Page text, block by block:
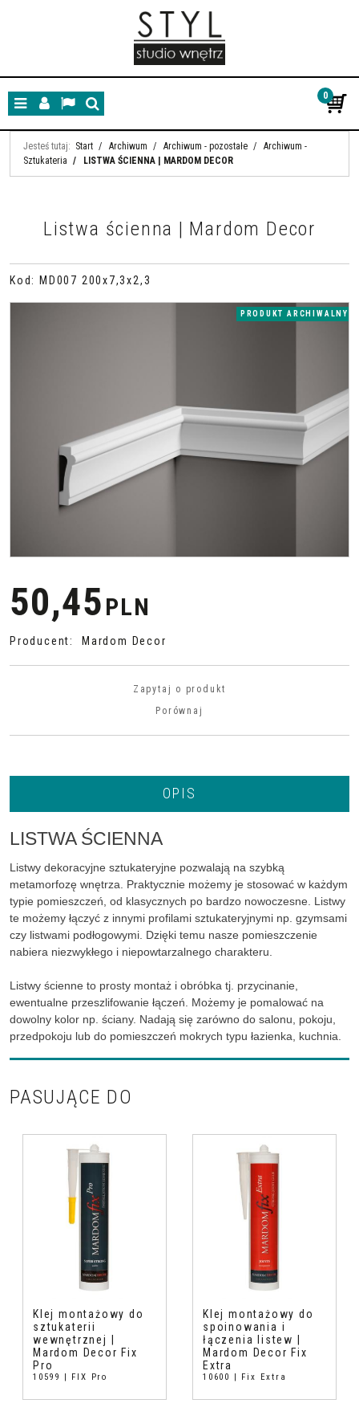
MenuPanelLangSzukaj
0
Jesteś tutaj: Start / Archiwum / Archiwum - pozostałe /
Archiwum -
Sztukateria / LISTWA ŚCIENNA | MARDOM DECOR
Listwa ścienna | Mardom Decor
Kod : MD007 200x7,3x2,3
PRODUKT ARCHIWALNY
50,45 PLN
Producent: Mardom Decor
Zapytaj o produkt
Porównaj
OPIS
LISTWA ŚCIENNA
Listwy dekoracyjne sztukateryjne pozwalają na szybką
metamorfozę wnętrza. Praktycznie możemy je stosować w każdym
typie pomieszczeń, od klasycznych po bardzo nowoczesne. Listwy
te możemy łączyć z innymi profilami sztukateryjnymi np. gzymsami
czy listwami podłogowymi. Dzięki temu nasze pomieszczenie
nabiera niezwykłego i niepowtarzalnego charakteru.
Listwy ścienne to prosty montaż i obróbka tj. przycinanie,
ewentualne przeszlifowanie łączeń. Możemy je pomalować na
dowolny kolor np. ściany. Nadają się zarówno do salonu, pokoju,
przedpokoju lub do pomieszczeń mokrych typu łazienka, kuchnia.
PASUJĄCE DO
Klej montażowy do
sztukaterii
wewnętrznej |
Mardom Decor Fix
Pro
10599 | FIX Pro
Klej montażowy do
spoinowania i
łączenia listew |
Mardom Decor Fix
Extra
10600 | Fix Extra